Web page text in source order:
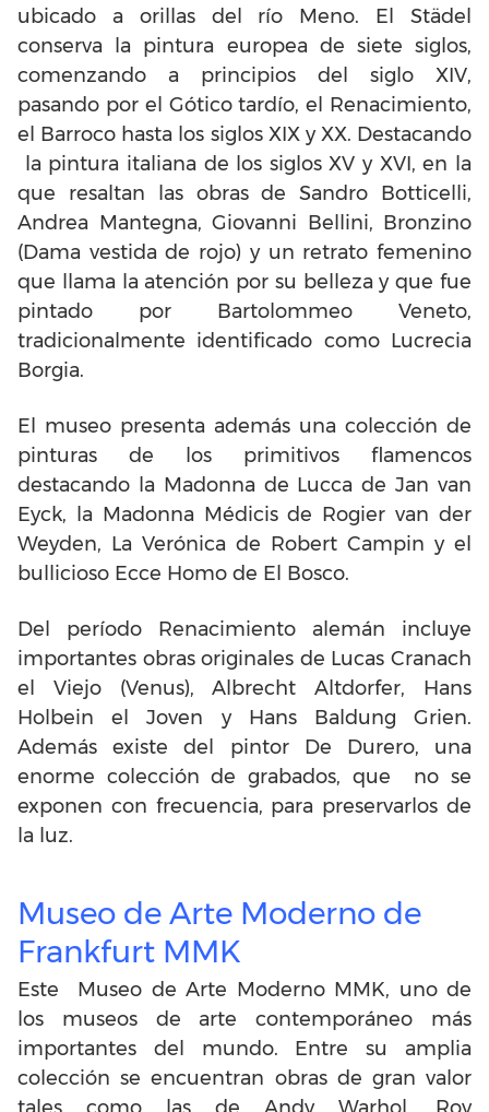
ubicado a orillas del río Meno. El Städel
conserva la pintura europea de siete siglos,
comenzando a principios del siglo XIV,
pasando por el Gótico tardío, el Renacimiento,
el Barroco hasta los siglos XIX y XX. Destacando
la pintura italiana de los siglos XV y XVI, en la
que resaltan las obras de Sandro Botticelli,
Andrea Mantegna, Giovanni Bellini, Bronzino
(Dama vestida de rojo) y un retrato femenino
que llama la atención por su belleza y que fue
pintado por Bartolommeo Veneto,
tradicionalmente identificado como Lucrecia
Borgia.
El museo presenta además una colección de
pinturas de los primitivos flamencos
destacando la Madonna de Lucca de Jan van
Eyck, la Madonna Médicis de Rogier van der
Weyden, La Verónica de Robert Campin y el
bullicioso Ecce Homo de El Bosco.
Del período Renacimiento alemán incluye
importantes obras originales de Lucas Cranach
el Viejo (Venus), Albrecht Altdorfer, Hans
Holbein el Joven y Hans Baldung Grien.
Además existe del pintor De Durero, una
enorme colección de grabados, que no se
exponen con frecuencia, para preservarlos de
la luz.
Museo de Arte Moderno de
Frankfurt MMK
Este Museo de Arte Moderno MMK, uno de
los museos de arte contemporáneo más
importantes del mundo. Entre su amplia
colección se encuentran obras de gran valor